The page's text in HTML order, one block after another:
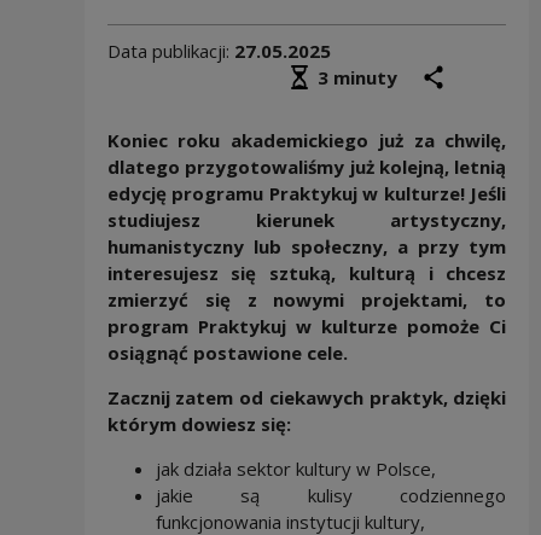
Data publikacji: 27.05.2025
Średni czas czytania
3 minuty
Koniec roku akademickiego już za chwilę,
dlatego przygotowaliśmy już kolejną, letnią
edycję programu Praktykuj w kulturze! Jeśli
studiujesz kierunek artystyczny,
humanistyczny lub społeczny, a przy tym
interesujesz się sztuką, kulturą i chcesz
zmierzyć się z nowymi projektami, to
program Praktykuj w kulturze pomoże Ci
osiągnąć postawione cele.
Zacznij zatem od ciekawych praktyk, dzięki
którym dowiesz się:
jak działa sektor kultury w Polsce,
jakie są kulisy codziennego
funkcjonowania instytucji kultury,